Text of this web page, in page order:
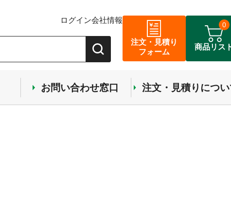
ログイン会社情報
注文・見積り
フォーム
商品リス
0
お問い合わせ窓口 注文・見積りにつ